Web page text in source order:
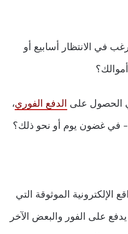
في الانتظار أسابيع أو
الحصول على الدفع الفوري،
في غضون يوم أو نحو ذلك؟
الموثوقة التي
على الفور والبعض الآخر